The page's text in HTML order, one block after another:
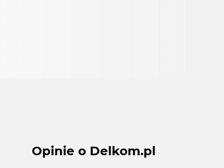
Opinie o Delkom.pl